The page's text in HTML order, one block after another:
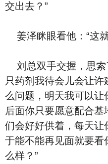
交出去？”
姜泽眯眼看他：“这
刘总双手交握，思索
只药剂我待会儿会让
么问题，明天我可以让
后面你只要愿意配合
们会好好供着，每天让
于能不能再见面就要看
么样？”